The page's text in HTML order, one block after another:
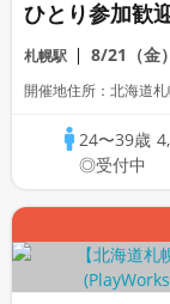
ひとり参加歓
会話/マッチン
～
札幌駅 8/21（金）
開催地住所：北海道
24〜39歳
◎受付中